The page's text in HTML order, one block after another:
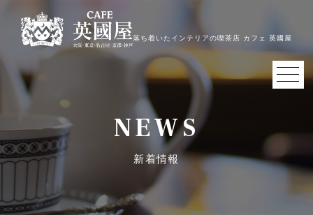
落ち着いたインテリアの喫茶店 カフェ 英國屋
NEWS
新着情報